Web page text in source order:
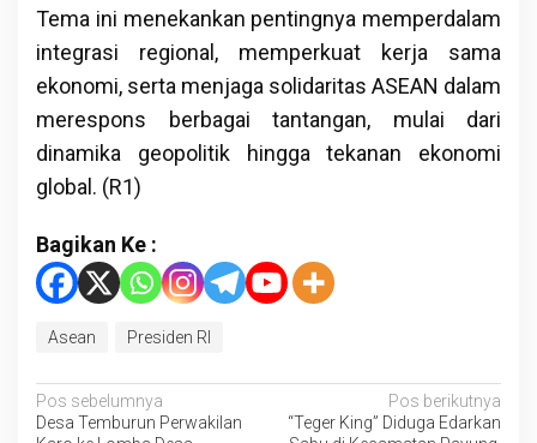
Tema ini menekankan pentingnya memperdalam
integrasi regional, memperkuat kerja sama
ekonomi, serta menjaga solidaritas ASEAN dalam
merespons berbagai tantangan, mulai dari
dinamika geopolitik hingga tekanan ekonomi
global. (R1)
Bagikan Ke :
Asean Presiden RI
Navigasi
pos
Pos sebelumnya
Desa Temburun Perwakilan
Pos berikutnya
“Teger King” Diduga Edarkan